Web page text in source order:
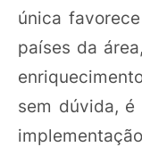
única
países da
sem dúvida,